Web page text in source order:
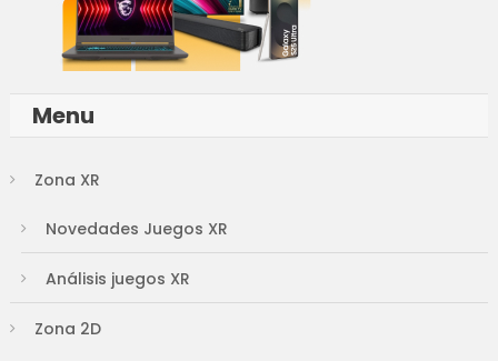
Menu
Zona XR
Novedades Juegos XR
Análisis juegos XR
Zona 2D